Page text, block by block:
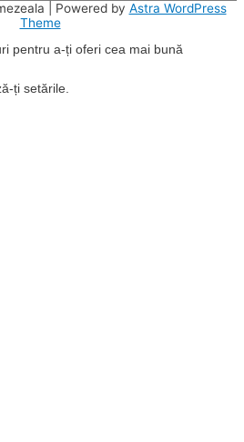
| Powered by Astra WordPress
Theme
pentru a-ți oferi cea mai bună
ți setările.